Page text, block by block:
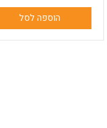
הוספה לסל